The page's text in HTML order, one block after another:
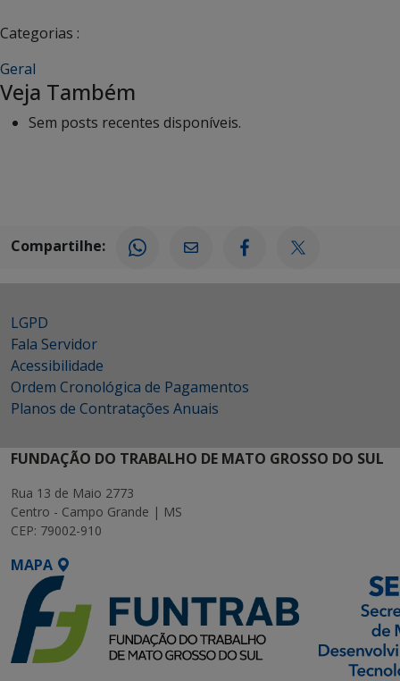
Categorias :
Geral
Veja Também
Sem posts recentes disponíveis.
Compartilhe:
LGPD
Fala Servidor
Acessibilidade
Ordem Cronológica de Pagamentos
Planos de Contratações Anuais
FUNDAÇÃO DO TRABALHO DE MATO GROSSO DO SUL
Rua 13 de Maio 2773
Centro - Campo Grande | MS
CEP: 79002-910
MAPA